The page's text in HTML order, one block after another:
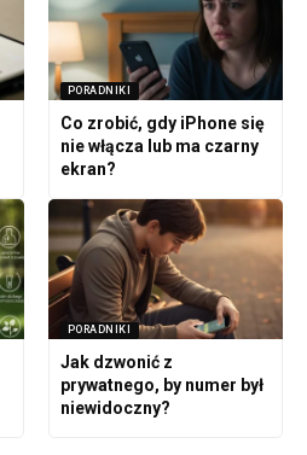
PORADNIKI
Co zrobić, gdy iPhone się
nie włącza lub ma czarny
ekran?
PORADNIKI
Jak dzwonić z
prywatnego, by numer był
niewidoczny?